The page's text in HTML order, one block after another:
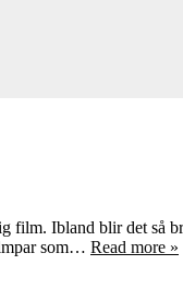
film. Ibland blir det så
som… Read more »